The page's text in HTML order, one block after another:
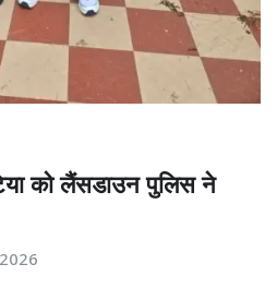
को लैंसडाउन पुलिस ने